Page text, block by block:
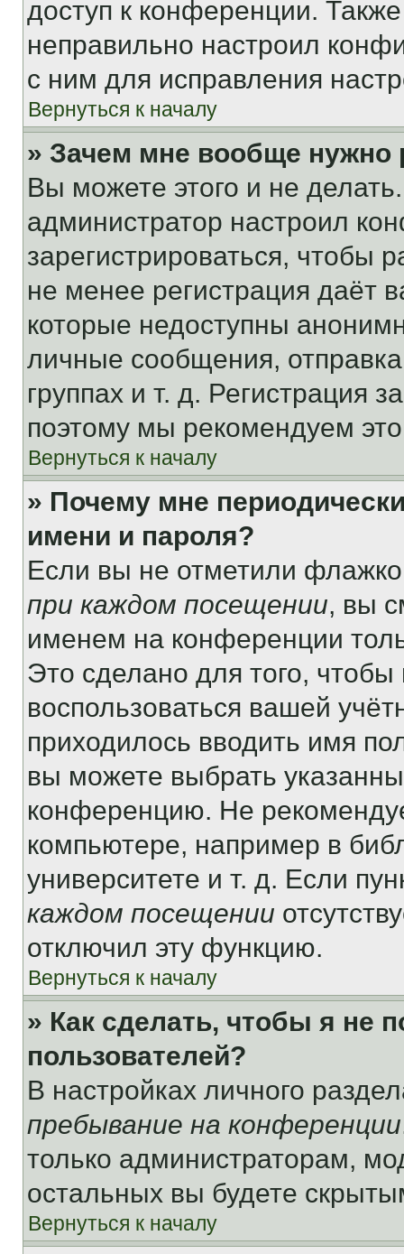
доступ к конференции.
неправильно настроил
с ним для исправления
Вернуться к началу
» Зачем мне вообще нужно
Вы можете этого и не
администратор настроил
зарегистрироваться, чтобы
не менее регистрация даёт
которые недоступны
личные сообщения,
группах и т. д. Регистрация
поэтому мы рекомендуем
Вернуться к началу
» Почему мне
имени и пароля?
Если вы не отметили
при каждом посещении, вы
именем на конференции
Это сделано для того, чтобы
воспользоваться вашей
приходилось вводить имя
вы можете выбрать
конференцию. Не
компьютере, например в
университете и т. д. Если
каждом посещении
отключил эту функцию.
Вернуться к началу
» Как сделать, чтобы я не
пользователей?
В настройках личного
пребывание на конференции
только администраторам,
остальных вы будете
Вернуться к началу